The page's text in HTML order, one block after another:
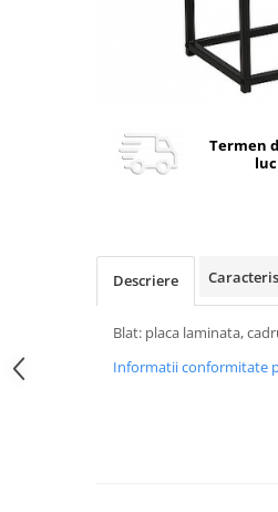
Termen
Descriere
Blat: placa laminata,
Informatii conformitate